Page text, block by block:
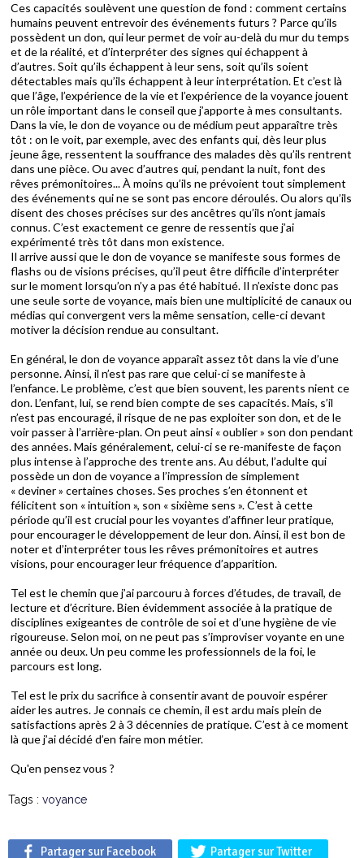
Ces capacités soulèvent une question de fond : comment certains
humains peuvent entrevoir des événements futurs ? Parce qu’ils
possèdent un don, qui leur permet de voir au-delà du mur du temps
et de la réalité, et d’interpréter des signes qui échappent à
d’autres. Soit qu’ils échappent à leur sens, soit qu’ils soient
détectables mais qu’ils échappent à leur interprétation. Et c’est là
que l’âge, l’expérience de la vie et l’expérience de la voyance jouent
un rôle important dans le conseil que j’apporte à mes consultants.
Dans la vie, le don de voyance ou de médium peut apparaître très
tôt : on le voit, par exemple, avec des enfants qui, dès leur plus
jeune âge, ressentent la souffrance des malades dès qu’ils rentrent
dans une pièce. Ou avec d’autres qui, pendant la nuit, font des
rêves prémonitoires... À moins qu’ils ne prévoient tout simplement
des événements qui ne se sont pas encore déroulés. Ou alors qu’ils
disent des choses précises sur des ancêtres qu’ils n’ont jamais
connus. C’est exactement ce genre de ressentis que j’ai
expérimenté très tôt dans mon existence.
Il arrive aussi que le don de voyance se manifeste sous formes de
flashs ou de visions précises, qu’il peut être difficile d’interpréter
sur le moment lorsqu’on n’y a pas été habitué. Il n’existe donc pas
une seule sorte de voyance, mais bien une multiplicité de canaux ou
médias qui convergent vers la même sensation, celle-ci devant
motiver la décision rendue au consultant.
En général, le don de voyance apparaît assez tôt dans la vie d’une
personne. Ainsi, il n’est pas rare que celui-ci se manifeste à
l’enfance. Le problème, c’est que bien souvent, les parents nient ce
don. L’enfant, lui, se rend bien compte de ses capacités. Mais, s’il
n’est pas encouragé, il risque de ne pas exploiter son don, et de le
voir passer à l’arrière-plan. On peut ainsi « oublier » son don pendant
des années. Mais généralement, celui-ci se re-manifeste de façon
plus intense à l’approche des trente ans. Au début, l’adulte qui
possède un don de voyance a l’impression de simplement
« deviner » certaines choses. Ses proches s’en étonnent et
félicitent son « intuition », son « sixième sens ». C’est à cette
période qu’il est crucial pour les voyantes d’affiner leur pratique,
pour encourager le développement de leur don. Ainsi, il est bon de
noter et d’interpréter tous les rêves prémonitoires et autres
visions, pour encourager leur fréquence d’apparition.
Tel est le chemin que j’ai parcouru à forces d’études, de travail, de
lecture et d’écriture. Bien évidemment associée à la pratique de
disciplines exigeantes de contrôle de soi et d’une hygiène de vie
rigoureuse. Selon moi, on ne peut pas s’improviser voyante en une
année ou deux. Un peu comme les professionnels de la foi, le
parcours est long.
Tel est le prix du sacrifice à consentir avant de pouvoir espérer
aider les autres. Je connais ce chemin, il est ardu mais plein de
satisfactions après 2 à 3 décennies de pratique. C’est à ce moment
là que j’ai décidé d’en faire mon métier.
Qu'en pensez vous ?
Tags : voyance
Partager sur Facebook Partager sur Twitter